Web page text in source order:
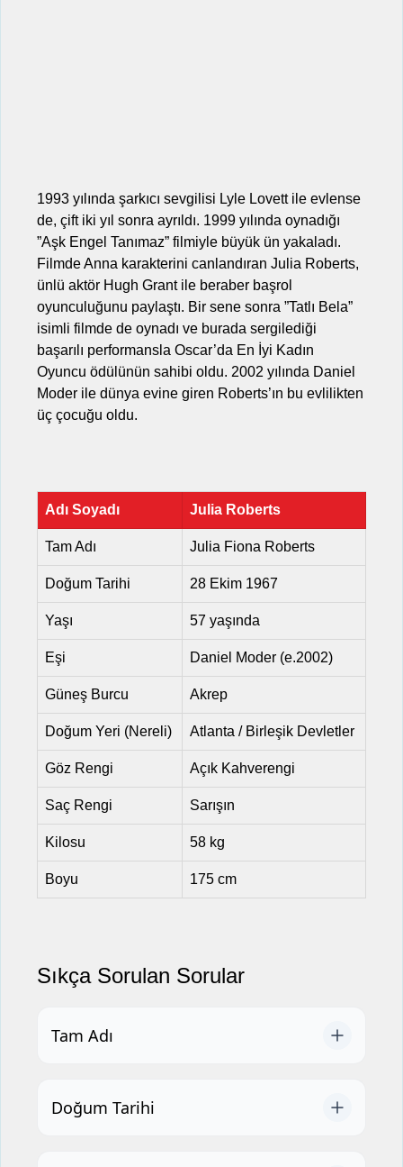
1993 yılında şarkıcı sevgilisi Lyle Lovett ile evlense
de, çift iki yıl sonra ayrıldı. 1999 yılında oynadığı
”Aşk Engel Tanımaz” filmiyle büyük ün yakaladı.
Filmde Anna karakterini canlandıran Julia Roberts,
ünlü aktör Hugh Grant ile beraber başrol
oyunculuğunu paylaştı. Bir sene sonra ”Tatlı Bela”
isimli filmde de oynadı ve burada sergilediği
başarılı performansla Oscar’da En İyi Kadın
Oyuncu ödülünün sahibi oldu. 2002 yılında Daniel
Moder ile dünya evine giren Roberts’ın bu evlilikten
üç çocuğu oldu.
Adı Soyadı Julia Roberts
Tam Adı Julia Fiona Roberts
Doğum Tarihi 28 Ekim 1967
Yaşı 57 yaşında
Eşi Daniel Moder (e.2002)
Güneş Burcu Akrep
Doğum Yeri (Nereli) Atlanta / Birleşik Devletler
Göz Rengi Açık Kahverengi
Saç Rengi Sarışın
Kilosu 58 kg
Boyu 175 cm
Sıkça Sorulan Sorular
Tam Adı
Doğum Tarihi